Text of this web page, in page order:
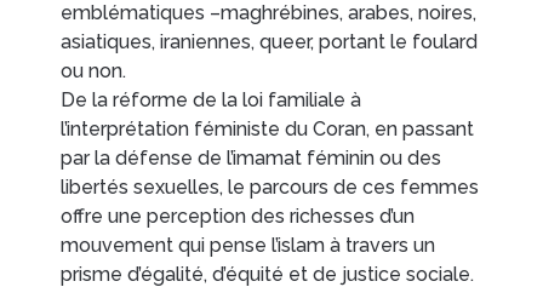
CONTACTS/ACCÈS
emblématiques –maghrébines, arabes, noires,
asiatiques, iraniennes, queer, portant le foulard
ou non.
De la réforme de la loi familiale à
l’interprétation féministe du Coran, en passant
par la défense de l’imamat féminin ou des
libertés sexuelles, le parcours de ces femmes
offre une perception des richesses d’un
mouvement qui pense l’islam à travers un
prisme d’égalité, d’équité et de justice sociale.